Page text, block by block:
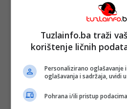
Tuzlainfo.ba traži
korištenje ličnih
Personalizirano oglašavanje
oglašavanja i sadržaja, uvidi
Pohrana i/ili pristup